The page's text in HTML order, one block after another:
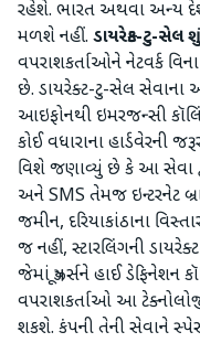
રહેશે. ભારત અથવા અન્ય
મળશે નહીં. ડાયરેક્ટ-ટુ-સેલ
વપરાશકર્તાઓને નેટવર્ક
છે. ડાયરેક્ટ-ટુ-સેલ સેવાના
આઇફોનથી ઇમરજન્સી
કોઈ વધારાના હાર્ડવેરની
વિશે જણાવ્યું છે કે આ સેવા
અને SMS તેમજ ઇન્ટરનેટ
જમીન, દરિયાકાંઠાના
જ નહીં, સ્ટારલિંગની
જેમાં યૂઝર્સને હાઈ ડેફિનેશન
વપરાશકર્તાઓ આ
શકશે. કંપની તેની સેવાને